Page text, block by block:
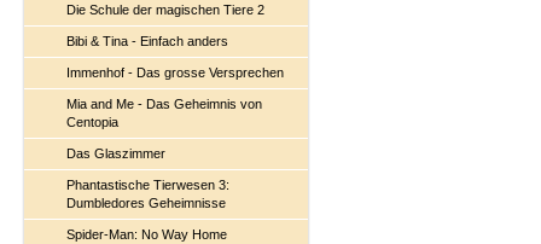
Die Schule der magischen Tiere 2
Bibi & Tina - Einfach anders
Immenhof - Das grosse Versprechen
Mia and Me - Das Geheimnis von
Centopia
Das Glaszimmer
Phantastische Tierwesen 3:
Dumbledores Geheimnisse
Spider-Man: No Way Home